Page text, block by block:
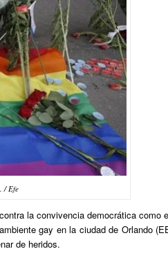
/ Efe
la convivencia democrática como
gay en la ciudad de Orlando
de heridos.